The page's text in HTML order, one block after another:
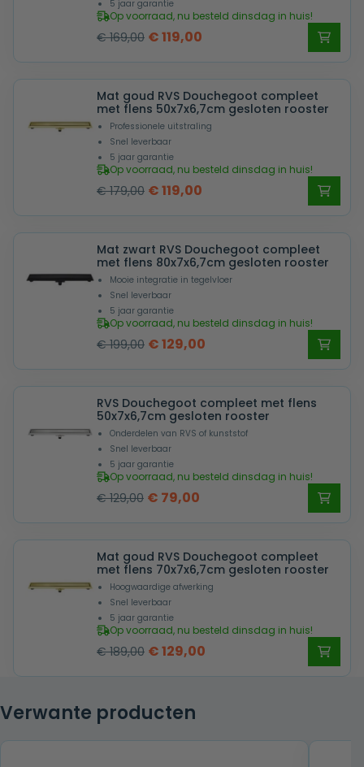
5 jaar garantie
Op voorraad, nu besteld dinsdag in huis!
€169,00 Oorspronkelijke
was:
€ 169,00.
€119,00
is:
€ 119,00.
Mat goud RVS Douchegoot compleet
met flens 50x7x6,7cm gesloten rooster
Professionele uitstraling
Snel leverbaar
5 jaar garantie
Op voorraad, nu besteld dinsdag in huis!
€179,00 Oorspronkelijke
was:
€ 179,00.
€119,00
is:
€ 119,00.
Mat zwart RVS Douchegoot compleet
met flens 80x7x6,7cm gesloten rooster
Mooie integratie in tegelvloer
Snel leverbaar
5 jaar garantie
Op voorraad, nu besteld dinsdag in huis!
€199,00 Oorspronkelijke
was:
€ 199,00.
€129,00
is:
€ 129,00.
RVS Douchegoot compleet met flens
50x7x6,7cm gesloten rooster
Onderdelen van RVS of kunststof
Snel leverbaar
5 jaar garantie
Op voorraad, nu besteld dinsdag in huis!
€129,00 Oorspronkelijke
was:
€ 129,00.
€ 79,00
is:
€ 79,00.
Mat goud RVS Douchegoot compleet
met flens 70x7x6,7cm gesloten rooster
Hoogwaardige afwerking
Snel leverbaar
5 jaar garantie
Op voorraad, nu besteld dinsdag in huis!
€189,00 Oorspronkelijke
€ 189,00.
€129,00
Verwante producten